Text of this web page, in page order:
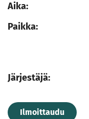
Aika:
Paikka:
Järjestäjä:
Ilmoittaudu